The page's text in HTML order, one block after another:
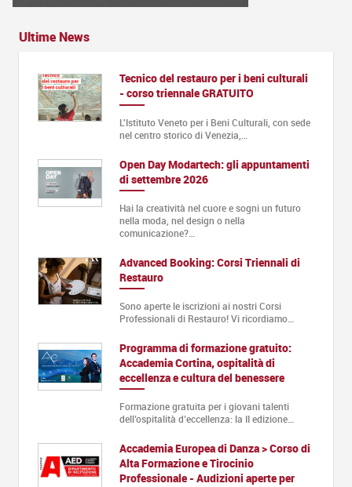
Ultime News
Tecnico del restauro per i beni culturali
- corso triennale GRATUITO
L'Istituto Veneto per i Beni Culturali, con sede
nel centro storico di Venezia,…
Open Day Modartech: gli appuntamenti
di settembre 2026
Hai la creatività nel cuore e sogni un futuro
nella moda, nel design o nella
comunicazione?…
Advanced Booking: Corsi Triennali di
Restauro
Sono aperte le iscrizioni ai nostri Corsi
Professionali di Restauro! Vi ricordiamo…
Programma di formazione gratuito:
Accademia Cortina, ospitalità di
eccellenza e cultura del benessere
Formazione gratuita per i giovani talenti
dell’ospitalità d’eccellenza: la II edizione…
Accademia Europea di Danza > Corso di
Alta Formazione e Tirocinio
Professionale - Audizioni aperte per